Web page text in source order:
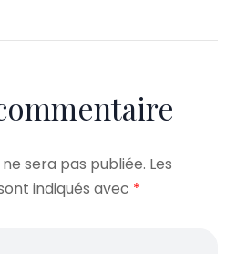
sera pas publiée. Les
indiqués avec *